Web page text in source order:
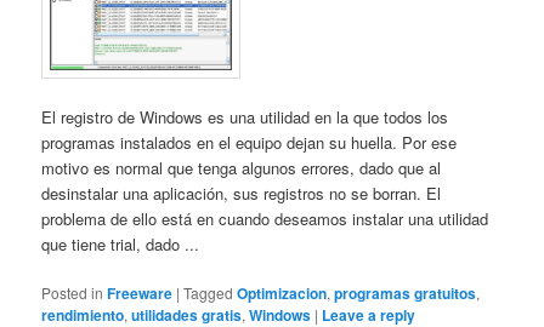
El registro de Windows es una utilidad en la que todos los
programas instalados en el equipo dejan su huella. Por ese
motivo es normal que tenga algunos errores, dado que al
desinstalar una aplicación, sus registros no se borran. El
problema de ello está en cuando deseamos instalar una utilidad
que tiene trial, dado ...
Posted in Freeware |Tagged Optimizacion,programas gratuitos,
rendimiento,utilidades gratis,Windows | Leave a reply